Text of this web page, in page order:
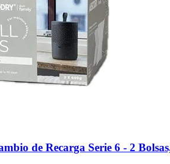
de Recarga Serie 6 -​ 2